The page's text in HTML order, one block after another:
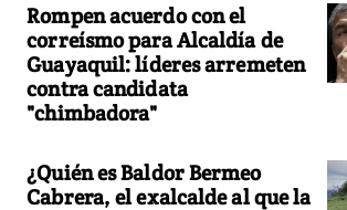
Rompen acuerdo con el
correísmo para Alcaldía de
Guayaquil: líderes arremeten
contra candidata
"chimbadora"
¿Quién es Baldor Bermeo
Cabrera, el exalcalde al que la